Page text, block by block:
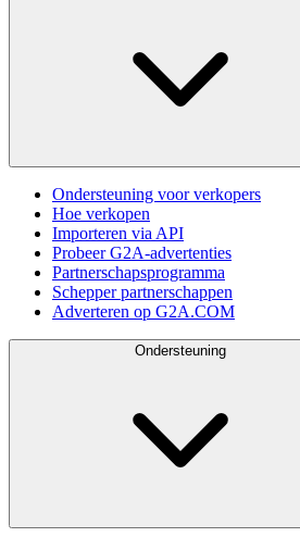
Ondersteuning voor verkopers
Hoe verkopen
Importeren via API
Probeer G2A-advertenties
Partnerschapsprogramma
Schepper partnerschappen
Adverteren op G2A.COM
Ondersteuning